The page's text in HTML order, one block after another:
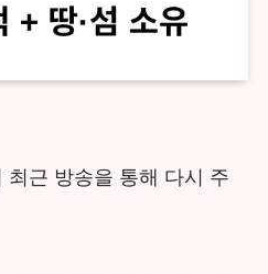
최근 방송을 통해 다시 주